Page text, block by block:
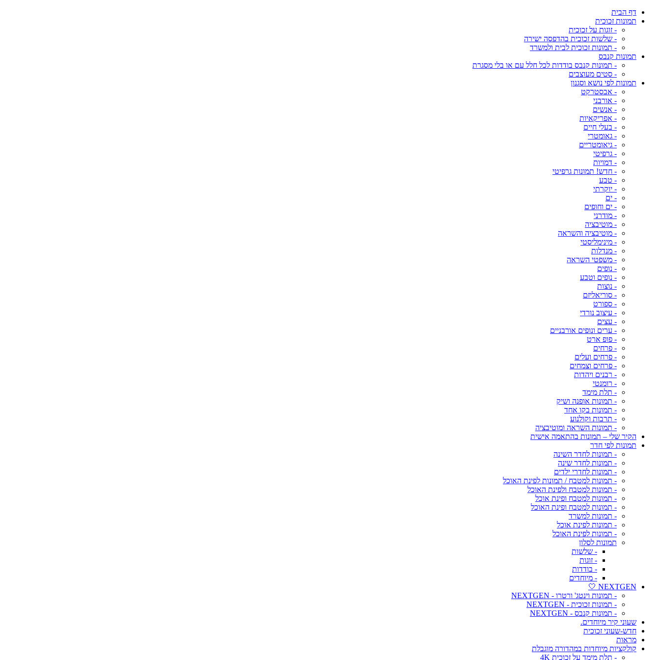
דף הבית
תמונות זכוכית
- זוגות על זכוכית
- שלשות זכוכית בהדפסה ישירה
- תמונות זכוכית לבית ולמשרד
תמונות קנבס
- תמונות קנבס בודדות לכל חלל עם או בלי מסגרת
- סטים מעוצבים
תמונות לפי נושא וסגנון
- אבסטרקט
- אורבני
- אנשים
- אפריקאיות
- בעלי חיים
- גאומטרי
- גיאומטריים
- גרפיטי
- דמויות
- חדש! תמונות גרפיטי
- טבע
- יוקרתי
- ים
- ים וחופים
- מודרני
- מוטיבציה
- מוטיבציה והשראה
- מינימליסטי
- מנדלות
- משפטי השראה
- נופים
- נופים וטבע
- נוצות
- סוריאליזם
- ספורט
- עיצוב נורדי
- עצים
- ערים ונופים אורבניים
- פופ ארט
- פרחים
- פרחים ועלים
- פרחים וצמחים
- רבנים ויהדות
- רומנטי
- תלת מימד
- תמונות אופנה ושיק
- תמונות בקו אחד
- תרבות וקולנוע
- תמונות השראה ומוטיבציה
הקיר שלי – תמונות בהתאמה אישית
תמונות לפי חדר
- תמונות לחדר השינה
- תמונות לחדר שינה
- תמונות לחדרי ילדים
- תמונות למטבח / תמונות לפינת האוכל
- תמונות למטבח ולפינת האוכל
- תמונות למטבח ופינת אוכל
- תמונות למטבח ופינת האוכל
- תמונות למשרד
- תמונות לפינת אוכל
- תמונות לפינת האוכל
תמונות לסלון
- שלשות
- זוגות
- בודדות
- מיוחדים
NEXTGEN 🤍
- תמונות וינטג' ורטרו - NEXTGEN
- תמונות זכוכית - NEXTGEN
- תמונות קנבס - NEXTGEN
שעוני קיר מיוחדים.
חדש-שעוני זכוכית
מראות
קולקציות מיוחדות במהדורה מוגבלת
- תלת מימד על זכוכית 4K